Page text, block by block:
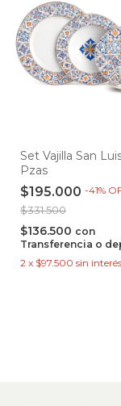
Set Vajilla San
Pzas
$195.000 -41%
$331.500
$136.500 con
Transferencia o
2 x $97.500 sin interés